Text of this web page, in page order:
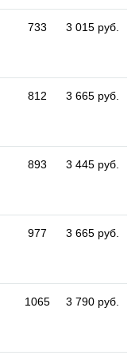
733 3 015 руб.
812 3 665 руб.
893 3 445 руб.
977 3 665 руб.
1065 3 790 руб.